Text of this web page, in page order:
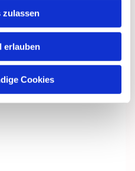
zulassen
erlauben
Cookies